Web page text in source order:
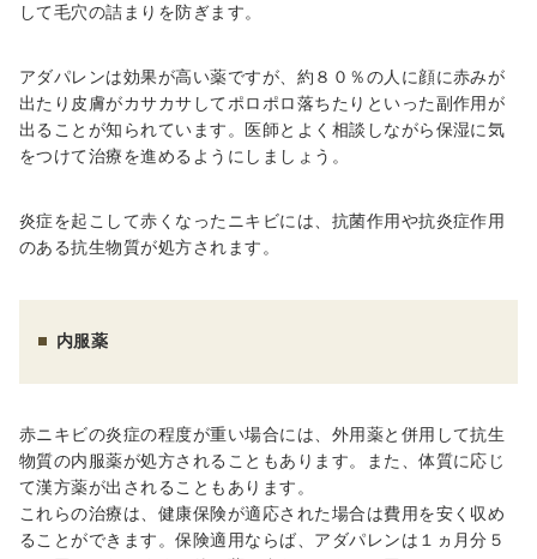
して毛穴の詰まりを防ぎます。
アダパレンは効果が高い薬ですが、約８０％の人に顔に赤みが
出たり皮膚がカサカサしてポロポロ落ちたりといった副作用が
出ることが知られています。医師とよく相談しながら保湿に気
をつけて治療を進めるようにしましょう。
炎症を起こして赤くなったニキビには、抗菌作用や抗炎症作用
のある抗生物質が処方されます。
内服薬
赤ニキビの炎症の程度が重い場合には、外用薬と併用して抗生
物質の内服薬が処方されることもあります。また、体質に応じ
て漢方薬が出されることもあります。
これらの治療は、健康保険が適応された場合は費用を安く収め
ることができます。保険適用ならば、アダパレンは１ヵ月分 ５